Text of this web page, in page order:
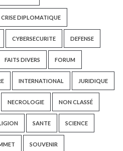
CRISE DIPLOMATIQUE
CYBERSECURITE DEFENSE
FAITS DIVERS FORUM
INTERNATIONAL JURIDIQUE
NECROLOGIE NON CLASSÉ
SANTE SCIENCE
SOUVENIR